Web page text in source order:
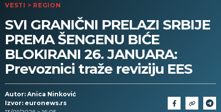
VESTI > REGION
SVI GRANIČNI PRELAZI SRBIJE
PREMA ŠENGENU BIĆE
BLOKIRANI 26. JANUARA:
Prevoznici traže reviziju EES
Autor: Anica Ninković
Izvor: euronews.rs